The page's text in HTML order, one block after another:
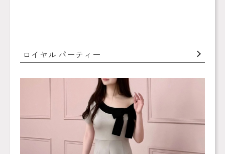
ロイヤル パーティー